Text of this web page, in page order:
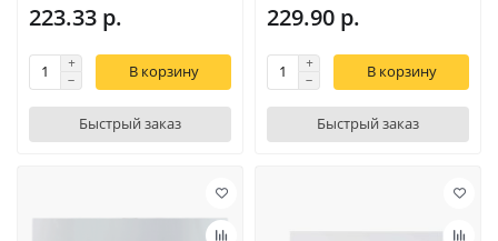
223.33 р.
В корзину
Быстрый заказ
229.90 р.
В корзину
Быстрый заказ